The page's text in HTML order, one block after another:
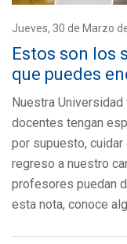
Jueves, 30 de Marzo
Estos son los
que puedes
Nuestra
docentes tengan
por supuesto, cuidar
regreso a nuestro
profesores puedan
esta nota, conoce